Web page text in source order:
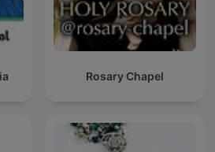
Rosary Chapel